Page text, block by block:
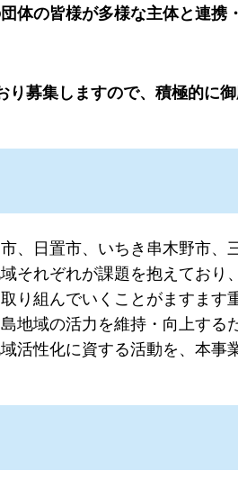
体の皆様が多様な主体と連
募集しますので、積極的に御
、日置市、いちき串木野市
それぞれが課題を抱えてお
り組んでいくことがますます
地域の活力を維持・向上す
活性化に資する活動を、本事